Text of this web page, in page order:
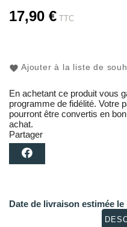
17,90 € TTC
Ajouter à la liste de
En achetant ce produit vous
programme de fidélité. Votre
pourront être convertis en
achat.
Partager
Date de livraison estimée le